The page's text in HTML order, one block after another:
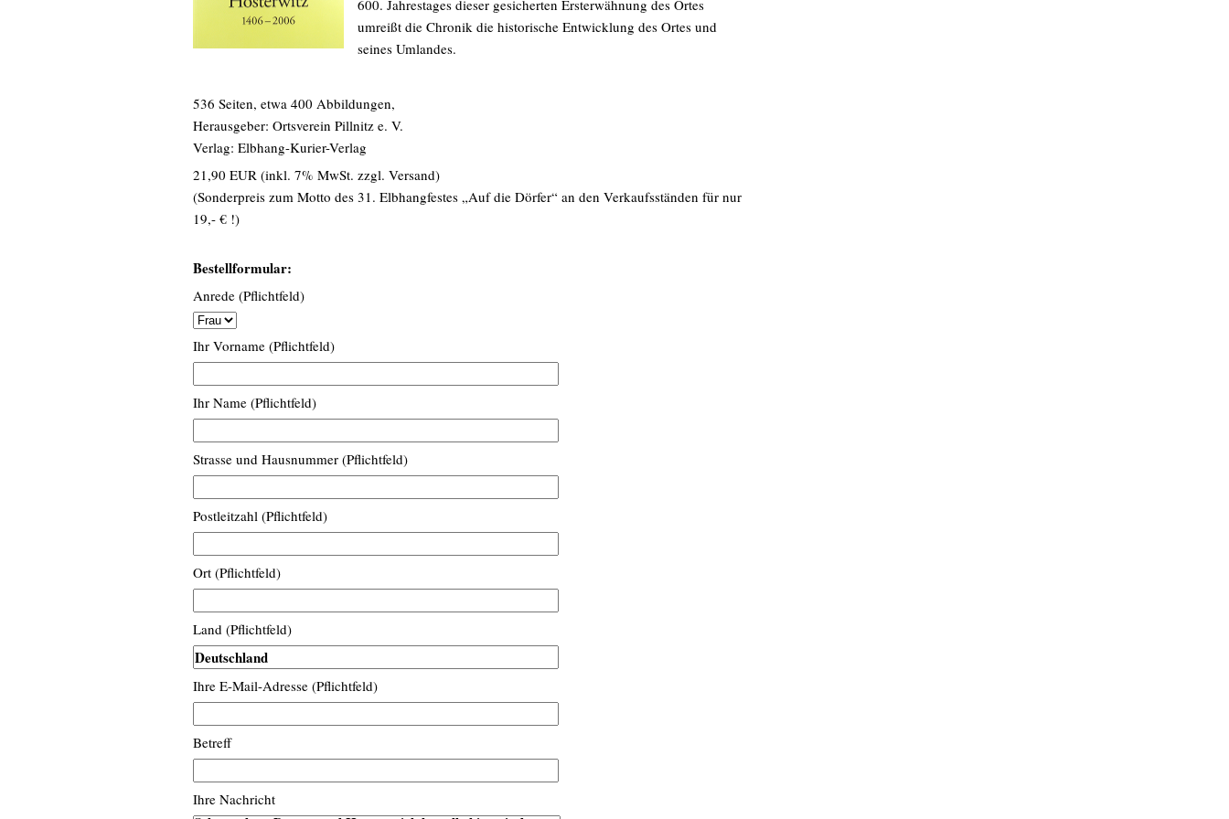
600. Jahrestages dieser gesicherten Ersterwähnung des Ortes
umreißt die Chronik die historische Entwicklung des Ortes und
seines Umlandes.
536 Seiten, etwa 400 Abbildungen,
Herausgeber: Ortsverein Pillnitz e. V.
Verlag: Elbhang-Kurier-Verlag
21,90 EUR (inkl. 7% MwSt. zzgl. Versand)
(Sonderpreis zum Motto des 31. Elbhangfestes „Auf die Dörfer“ an den Verkaufsständen für nur
19,- € !)
Bestellformular:
Anrede (Pflichtfeld)
Ihr Vorname (Pflichtfeld)
Ihr Name (Pflichtfeld)
Strasse und Hausnummer (Pflichtfeld)
Postleitzahl (Pflichtfeld)
Ort (Pflichtfeld)
Land (Pflichtfeld)
Ihre E-Mail-Adresse (Pflichtfeld)
Betreff
Ihre Nachricht